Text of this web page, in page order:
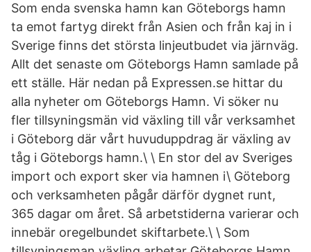
Som enda svenska hamn kan Göteborgs hamn
ta emot fartyg direkt från Asien och från kaj in i
Sverige finns det största linjeutbudet via järnväg.
Allt det senaste om Göteborgs Hamn samlade på
ett ställe. Här nedan på Expressen.se hittar du
alla nyheter om Göteborgs Hamn. Vi söker nu
fler tillsyningsmän vid växling till vår verksamhet
i Göteborg där vårt huvuduppdrag är växling av
tåg i Göteborgs hamn.\ \ En stor del av Sveriges
import och export sker via hamnen i\ Göteborg
och verksamheten pågår därför dygnet runt,
365 dagar om året. Så arbetstiderna varierar och
innebär oregelbundet skiftarbete.\ \ Som